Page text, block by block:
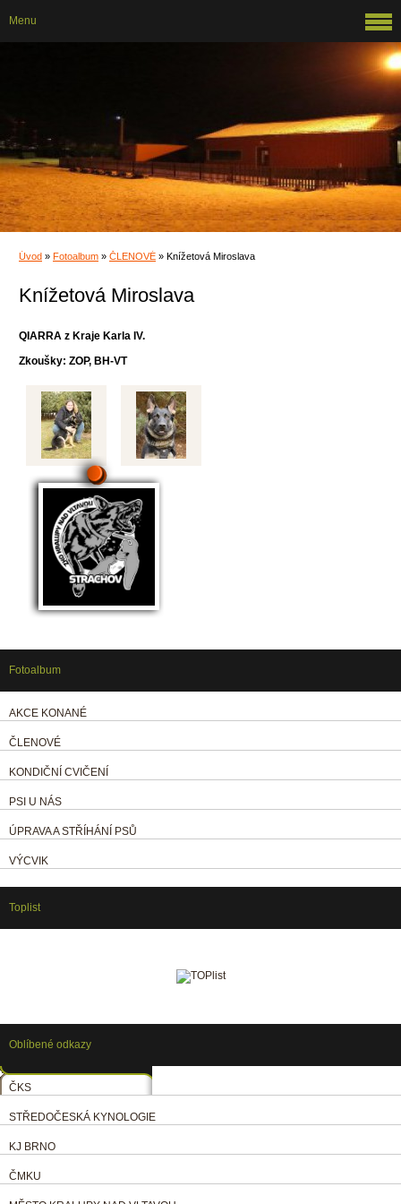
Úvod » Fotoalbum » ČLENOVÉ » Knížetová Miroslava
Knížetová Miroslava
QIARRA z Kraje Karla IV.
Zkoušky: ZOP, BH-VT
Menu
Fotoalbum
AKCE KONANÉ
ČLENOVÉ
KONDIČNÍ CVIČENÍ
PSI U NÁS
ÚPRAVA A STŘÍHÁNÍ PSŮ
VÝCVIK
Toplist
Oblíbené odkazy
ČKS
STŘEDOČESKÁ KYNOLOGIE
KJ BRNO
ČMKU